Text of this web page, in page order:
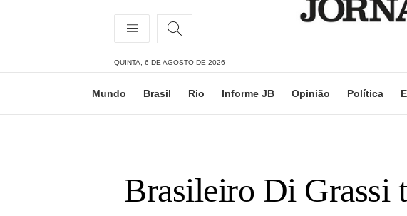
QUINTA, 6 DE AGOSTO DE 2026
Mundo Brasil Rio Informe JB Opinião Política
Brasileiro Di Grassi